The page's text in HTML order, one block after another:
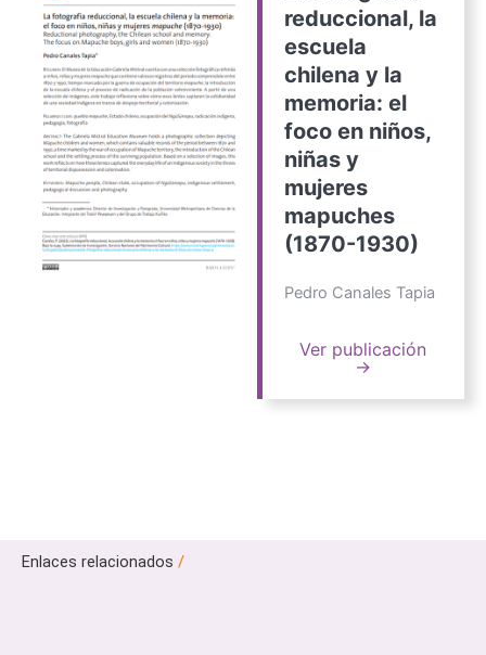
reduccional, la
escuela
chilena y la
memoria: el
foco en niños,
niñas y
mujeres
mapuches
(1870-1930)
Pedro Canales Tapia
Ver publicación
→
Enlaces relacionados /